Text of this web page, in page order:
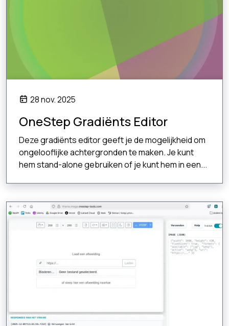
28 nov. 2025
OneStep Gradiënts Editor
Deze gradiënts editor geeft je de mogelijkheid om
ongelooflijke achtergronden te maken. Je kunt
hem stand-alone gebruiken of je kunt hem in een...